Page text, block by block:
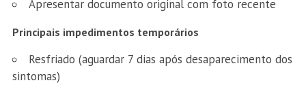
Apresentar documento original com foto recente
Principais impedimentos temporários
Resfriado (aguardar 7 dias após desaparecimento dos
sintomas)